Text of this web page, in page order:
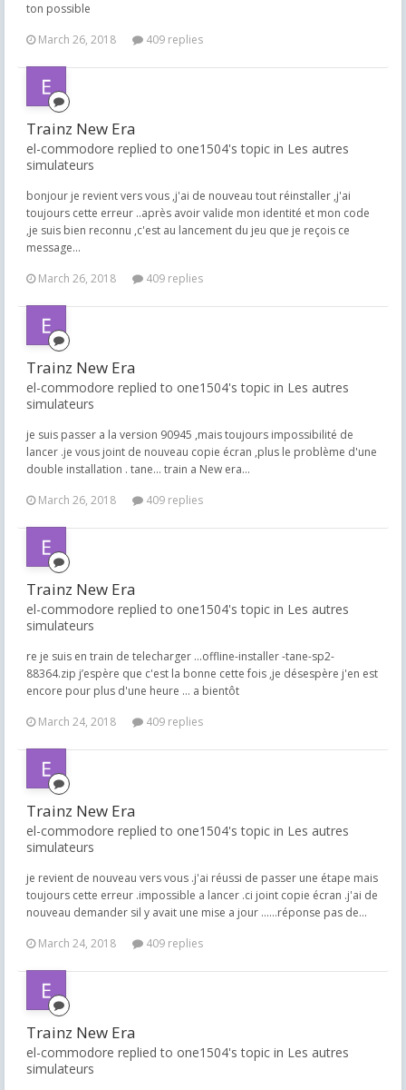
ton possible
March 26, 2018
409 replies
Trainz New Era
el-commodore replied to one1504's topic in Les autres
simulateurs
bonjour je revient vers vous ,j'ai de nouveau tout réinstaller ,j'ai
toujours cette erreur ..après avoir valide mon identité et mon code
,je suis bien reconnu ,c'est au lancement du jeu que je reçois ce
message...
March 26, 2018
409 replies
Trainz New Era
el-commodore replied to one1504's topic in Les autres
simulateurs
je suis passer a la version 90945 ,mais toujours impossibilité de
lancer .je vous joint de nouveau copie écran ,plus le problème d'une
double installation . tane... train a New era...
March 26, 2018
409 replies
Trainz New Era
el-commodore replied to one1504's topic in Les autres
simulateurs
re je suis en train de telecharger ...offline-installer -tane-sp2-
88364.zip j’espère que c'est la bonne cette fois ,je désespère j'en est
encore pour plus d'une heure ... a bientôt
March 24, 2018
409 replies
Trainz New Era
el-commodore replied to one1504's topic in Les autres
simulateurs
je revient de nouveau vers vous .j'ai réussi de passer une étape mais
toujours cette erreur .impossible a lancer .ci joint copie écran .j'ai de
nouveau demander sil y avait une mise a jour ......réponse pas de...
March 24, 2018
409 replies
Trainz New Era
el-commodore replied to one1504's topic in Les autres
simulateurs